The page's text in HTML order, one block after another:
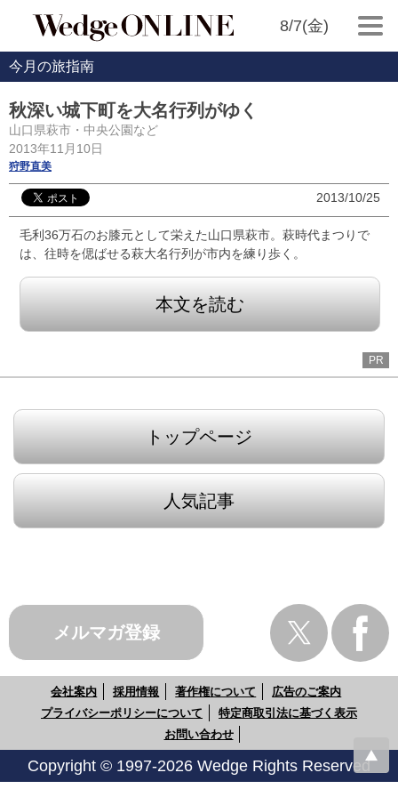
8/7(金)
今月の旅指南
秋深い城下町を大名行列がゆく
山口県萩市・中央公園など
2013年11月10日
狩野直美
2013/10/25
毛利36万石のお膝元として栄えた山口県萩市。萩時代まつりで
は、往時を偲ばせる萩大名行列が市内を練り歩く。
本文を読む
PR
トップページ
人気記事
メルマガ登録
会社案内 採用情報 著作権について
広告のご案内
プライバシーポリシーについて
特定商取引法に基づく表示
お問い合わせ
Copyright © 1997-2026 Wedge Rights Reserved